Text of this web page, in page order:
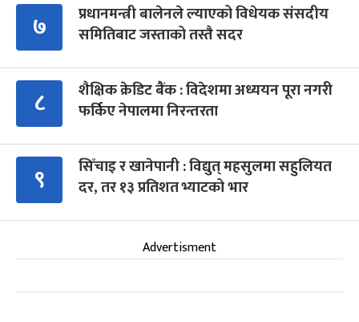
७
प्रधानमन्त्री बालेनले ल्याएको विधेयक संसदीय
समितिबाट जस्ताको तस्तै सदर
८
शैक्षिक क्रेडिट बैंक : विदेशमा अध्ययन पूरा नगरी
फर्किए नेपालमा निरन्तरता
९
सिँचाइ र खानेपानी : विद्युत् महसुलमा सहुलियत
दर, तर १३ प्रतिशत भ्याटको भार
Advertisment